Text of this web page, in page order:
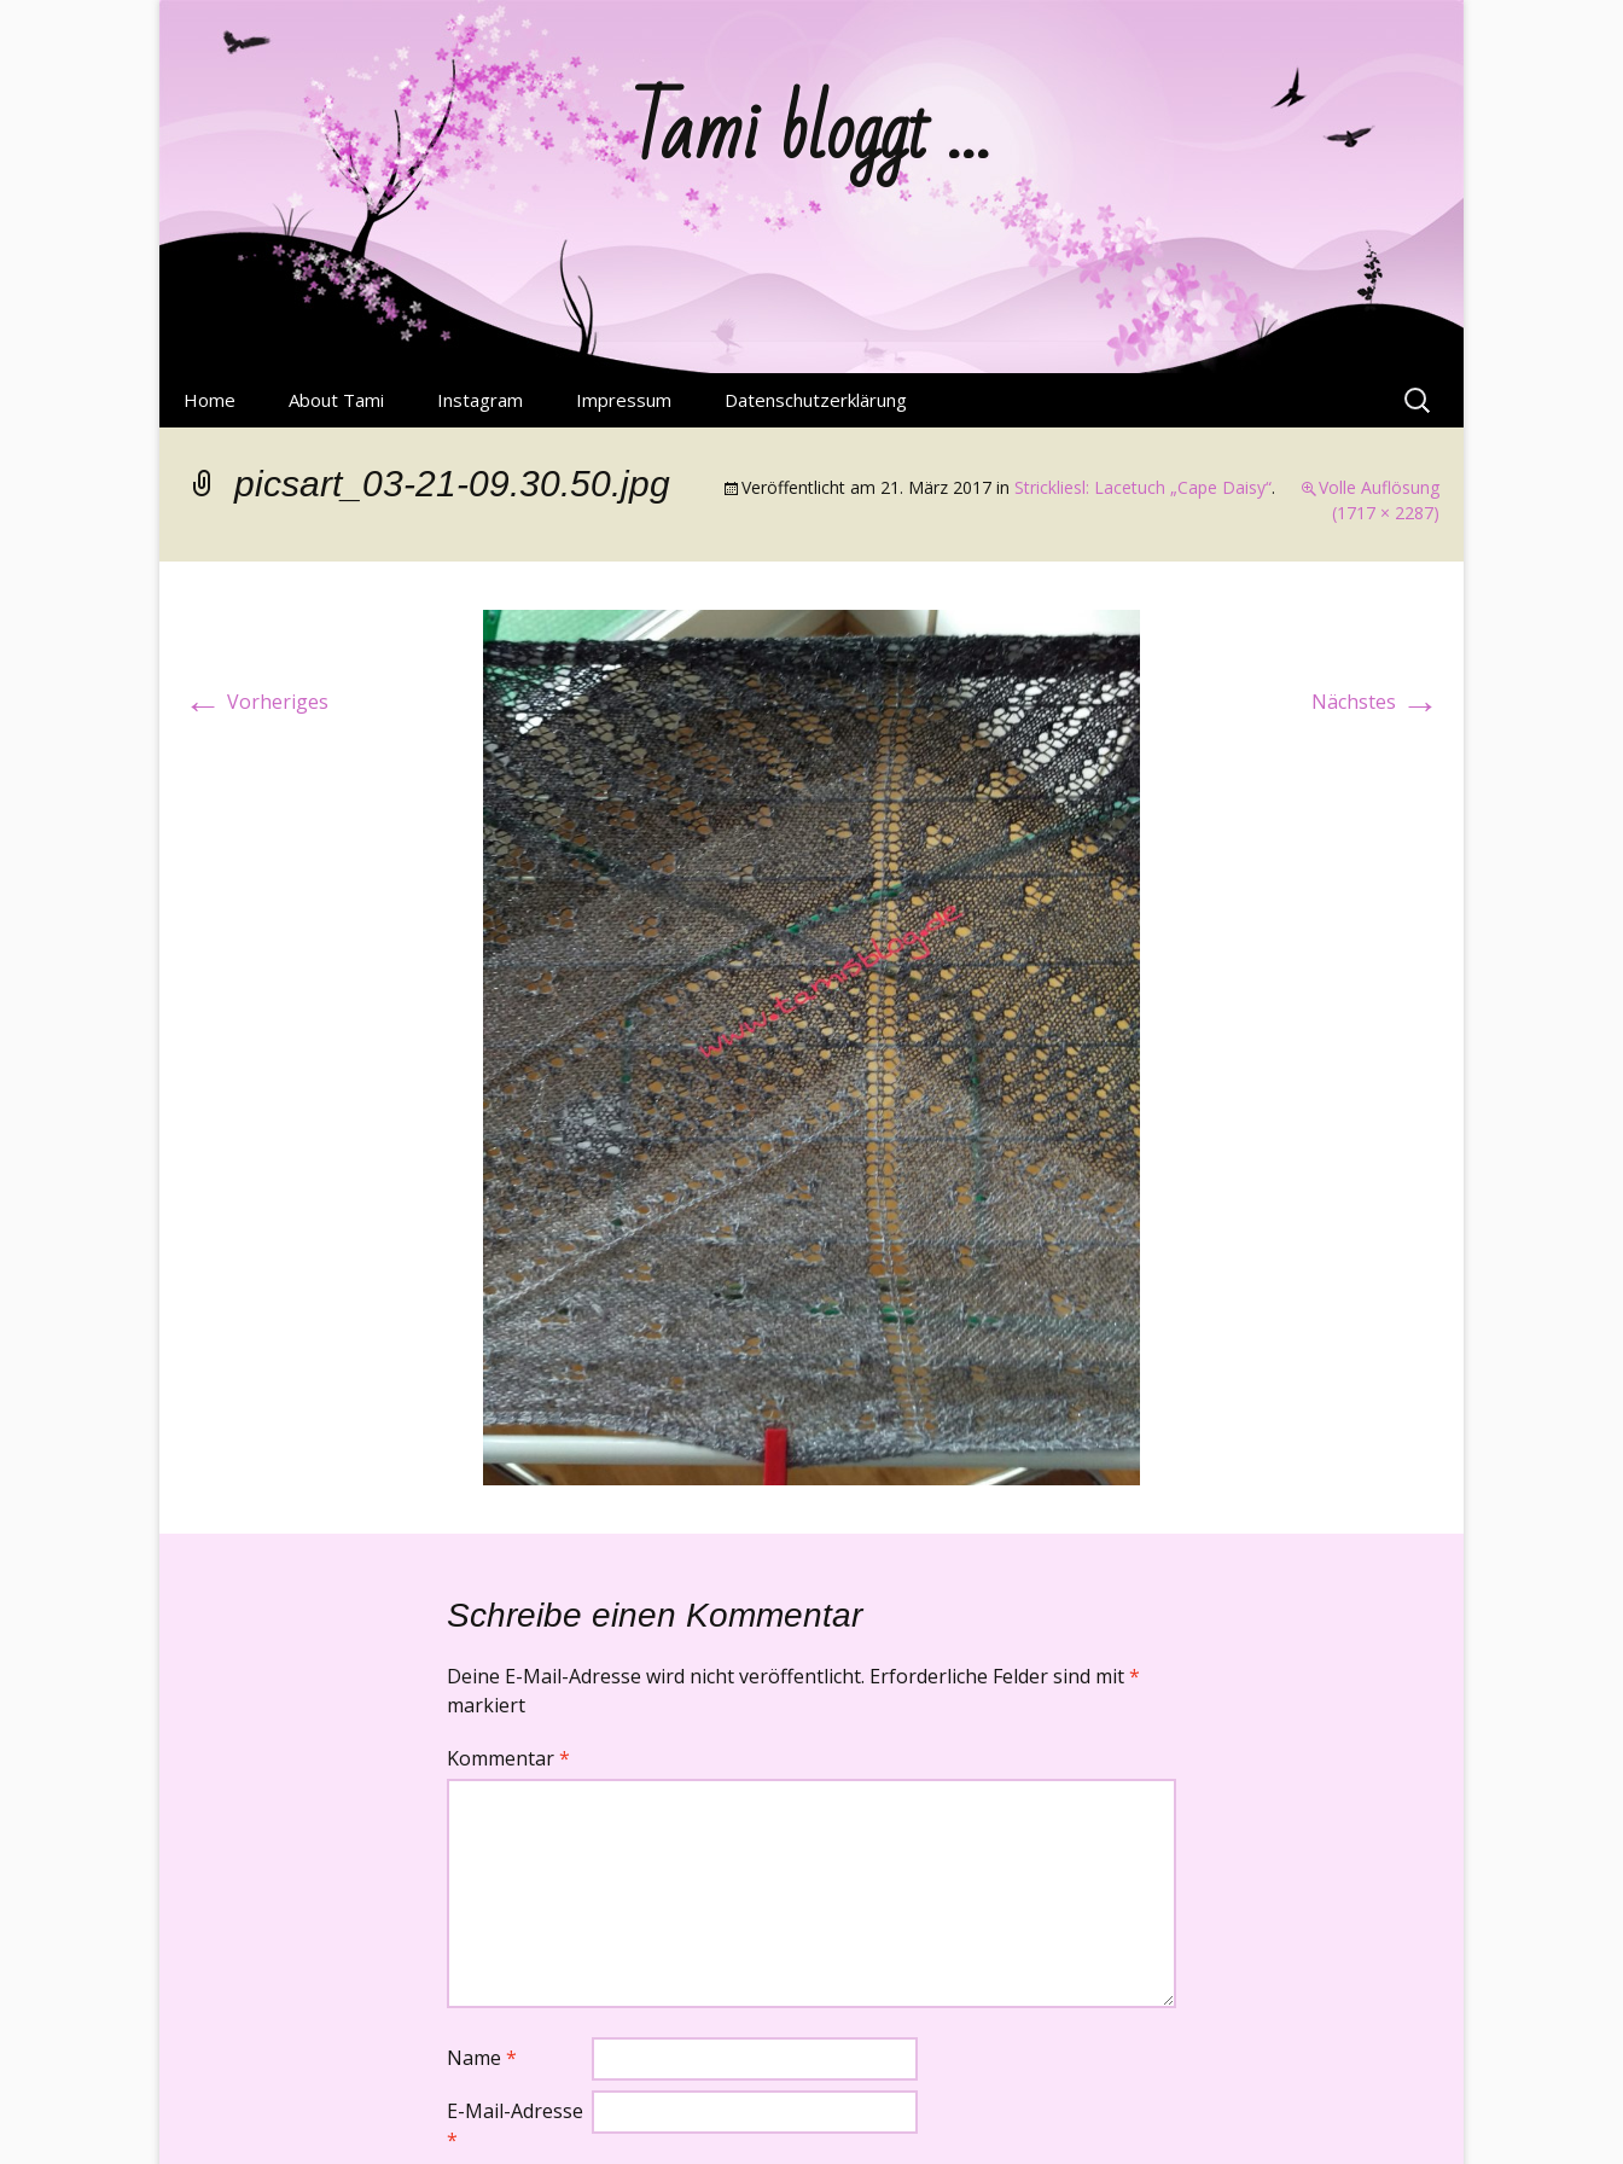
Tami bloggt …
zum
Home About Tami Instagram Impressum Datenschutzerklärung
Suchen
nach:
picsart_03-21-09.30.50.jpg Veröffentlicht am 21. März 2017 in Strickliesl: Lacetuch „Cape Daisy“.
Volle Auflösung
(1717 × 2287)
← Vorheriges Nächstes →
Schreibe einen Kommentar
Deine E-Mail-Adresse wird nicht veröffentlicht. Erforderliche Felder sind mit*
markiert
Kommentar*
Name *
E-Mail-Adresse
*